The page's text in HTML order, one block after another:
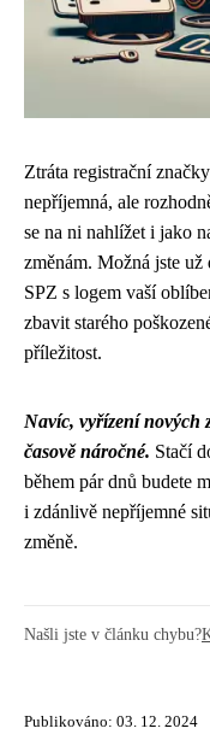
Ztráta registrační
nepříjemná, ale
se na ni nahlížet i jako
změnám. Možná jste
SPZ s logem vaší
zbavit starého
příležitost.
Navíc, vyřízení
časově náročné. Stačí
během pár dnů budete
i zdánlivě nepříjemné
změně.
Našli jste v článku chybu?
Publikováno: 03. 12. 2024